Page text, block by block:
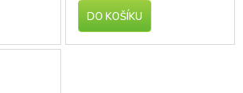
DO KOŠÍKU